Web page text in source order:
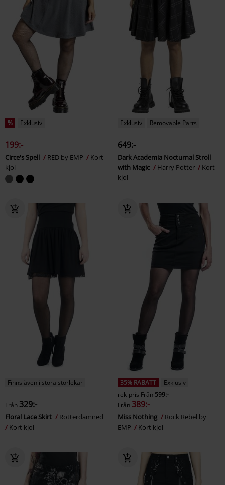
% Exklusiv
199:-
Circe's Spell RED by EMP
Kort
kjol
Exklusiv Removable Parts
649:-
Dark Academia Nocturnal Stroll
with Magic
Harry Potter
Kort
kjol
Finns även i stora storlekar
Från 329:-
Floral Lace Skirt
Rotterdamned
Kort kjol
35% RABATT
Exklusiv
rek-pris Från599:-
Från 389:-
Miss Nothing
Rock Rebel by
EMP
Kort kjol